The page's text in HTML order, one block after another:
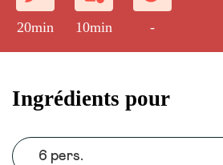
20min 10min -
Ingrédients pour
6 pers.